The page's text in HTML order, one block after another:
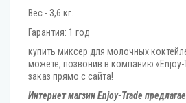
Вес - 3,6 кг.
Гарантия: 1 год
купить миксер для молочных
можете, позвонив в компанию «Enjoy-
заказ прямо с сайта!
Интернет магзин Enjoy-Trade